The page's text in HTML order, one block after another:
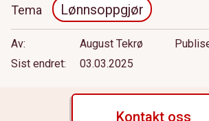
Tema Lønnsoppgjør
Av August Tekrø
Sist endret
03.03.2025
Kontakt oss